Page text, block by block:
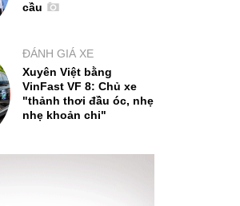
cầu
ĐÁNH GIÁ XE
Xuyên Việt bằng
VinFast VF 8: Chủ xe
"thảnh thơi đầu óc, nhẹ
nhẹ khoản chi"